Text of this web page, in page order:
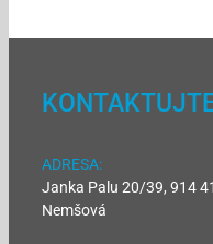
ADRESA:
Janka Palu 20/39, 914 41
Nemšová